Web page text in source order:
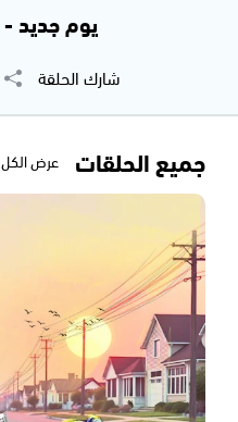
يوم جديد - 17.02.2022
شارك الحلقة
جميع الحلقات عرض الكل